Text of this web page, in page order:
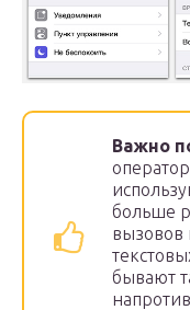
Важно
больше
вызовов
бывают